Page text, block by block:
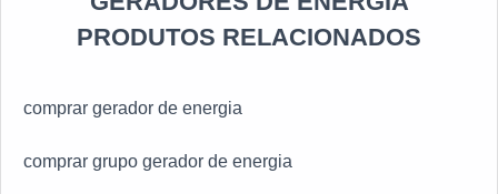
PRODUTOS RELACIONADOS
comprar gerador de energia
comprar grupo gerador de energia